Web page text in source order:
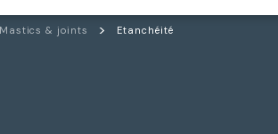
& joints Etanchéité